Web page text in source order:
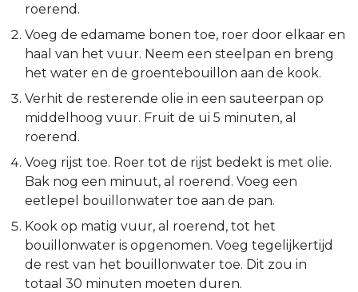
roerend.
Voeg de edamame bonen toe, roer door elkaar en
haal van het vuur. Neem een steelpan en breng
het water en de groentebouillon aan de kook.
Verhit de resterende olie in een sauteerpan op
middelhoog vuur. Fruit de ui 5 minuten, al
roerend.
Voeg rijst toe. Roer tot de rijst bedekt is met olie.
Bak nog een minuut, al roerend. Voeg een
eetlepel bouillonwater toe aan de pan.
Kook op matig vuur, al roerend, tot het
bouillonwater is opgenomen. Voeg tegelijkertijd
de rest van het bouillonwater toe. Dit zou in
totaal 30 minuten moeten duren.